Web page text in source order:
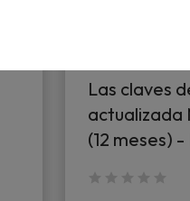
Las claves
actualizada
(12 meses)